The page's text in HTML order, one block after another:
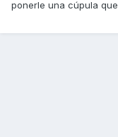
ponerle una cúpula